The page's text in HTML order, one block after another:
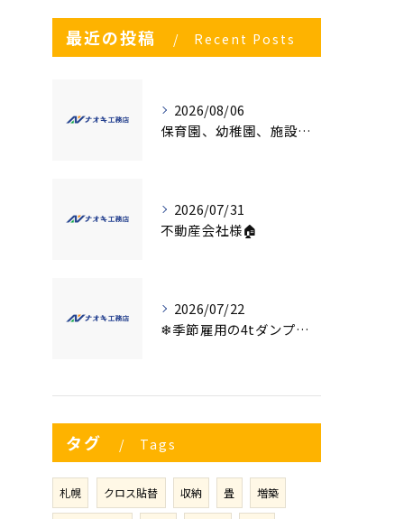
最近の投稿 Recent Posts
2026/08/06
保育園、幼稚園、施設様！！内装リフォームでお悩み事はございませんか？
2026/07/31
不動産会社様🏠
2026/07/22
❄季節雇用の4tダンプの運転手募集⛄
タグ Tags
札幌 クロス貼替 収納 畳 増築